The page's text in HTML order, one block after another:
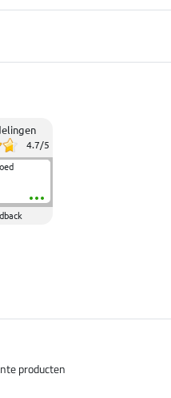
4.7/5
producten